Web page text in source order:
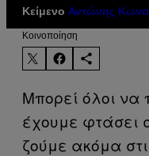
Κείμενο Αντώνης
Kοινοποίηση
Μπορεί όλοι να
έχουμε φτάσει
ζούμε ακόμα